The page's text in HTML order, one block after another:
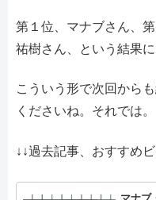
第１位、マナブさん、
祐樹さん、という結果に
こういう形で次回から
くださいね。それでは。
↓↓過去記事、おすすめ